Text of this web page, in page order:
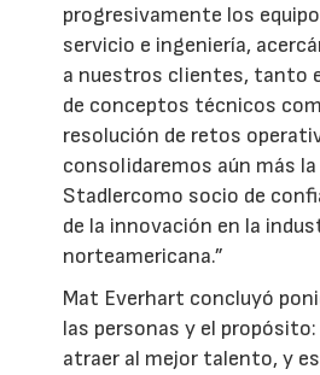
progresivamente los
servicio e ingeniería,
a nuestros clientes, tanto
de conceptos técnicos
resolución de retos
consolidaremos aún más
Stadlercomo socio de
de la innovación en la
norteamericana.”
Mat Everhart concluyó
las personas y el propósito:
atraer al mejor talento, y